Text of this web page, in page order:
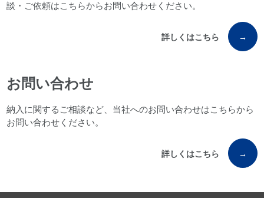
談・ご依頼はこちらからお問い合わせください。
詳しくはこちら →
お問い合わせ
納入に関するご相談など、当社へのお問い合わせはこちらから
お問い合わせください。
詳しくはこちら →